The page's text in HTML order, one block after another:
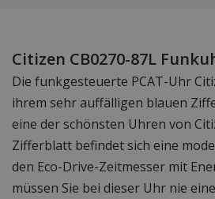
Citizen CB0270-87L
Die funkgesteuerte PCAT-Uhr
ihrem sehr auffälligen blauen
eine der schönsten Uhren von
Zifferblatt befindet sich eine
den Eco-Drive-Zeitmesser mit
müssen Sie bei dieser Uhr nie